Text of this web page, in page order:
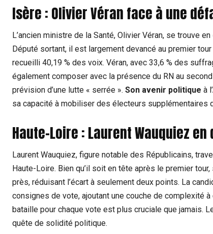
Isère : Olivier Véran face à une
L’ancien ministre de la Santé, Olivier Véran, se trouve en
Député sortant, il est largement devancé au premier
recueilli 40,19 % des voix. Véran, avec 33,6 % des
également composer avec la présence du RN au
prévision d’une lutte « serrée ». Son avenir politique à
sa capacité à mobiliser des électeurs supplémentaires
Haute-Loire : Laurent Wauquiez
Laurent Wauquiez, figure notable des Républicains,
Haute-Loire. Bien qu’il soit en tête après le premier
près, réduisant l’écart à seulement deux points. La
consignes de vote, ajoutant une couche de complexité
bataille pour chaque vote est plus cruciale que jamais.
quête de solidité politique.